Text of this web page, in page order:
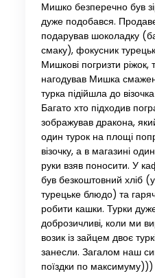
Мишко безперечно був
дуже подобався.
подарував шоколадку
смаку), фокусник
Мишкові погризти ріжок,
нагодував Мишка
турка підійшла до
Багато хто підходив
зображував дракона,
один турок на площі
візочку, а в магазині
руки взяв поносити. У
був безкоштовний хліб
турецьке блюдо) та
робити кашки. Турки
доброзичливі, коли ми
возик із зайцем двоє
занесли. Загалом наш
поїздки по максимуму)))